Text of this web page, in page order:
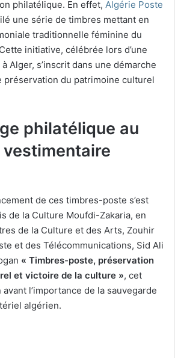
philatélique. En effet, Algérie Poste
une série de timbres mettant en
traditionnelle féminine du
initiative, célébrée lors d’une
Alger, s’inscrit dans une démarche
préservation du patrimoine culturel
philatélique au
de ces timbres-poste s’est
de la Culture Moufdi-Zakaria, en
de la Culture et des Arts, Zouhir
et des Télécommunications, Sid Ali
« Timbres-poste, préservation
et victoire de la culture », cet
l’importance de la sauvegarde
algérien.